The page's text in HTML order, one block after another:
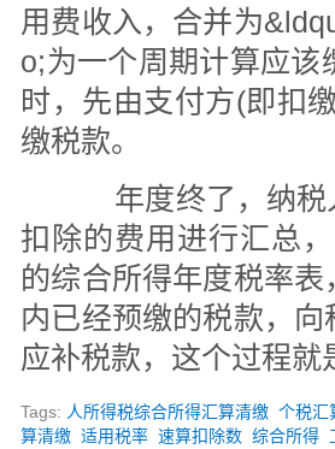
用费收入，合并为
o;为一个周期计算应该
时，先由支付方(即扣
缴税款。
年度终了，纳税
扣除的费用进行汇总
的综合所得年度税率
内已经预缴的税款，
应补税款，这个过程就
Tags: 人所得税综合所得汇算清缴 个税汇
算清缴 适用税率 速算扣除数 综合所得